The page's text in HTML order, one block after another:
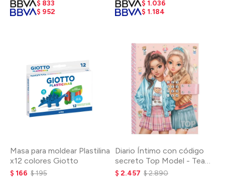
$ 833
$ 952
$ 1.036
$ 1.184
Masa para moldear Plastilina
x12 colores Giotto
$ 166 $195
Diario Íntimo con código
secreto Top Model - Team
Teddy
$ 2.457 $2.890